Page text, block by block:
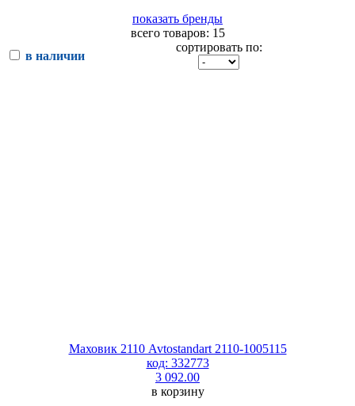
показать бренды
всего товаров: 15
в наличии
сортировать по:
Маховик 2110 Avtostandart 2110-1005115
код: 332773
3 092.00
в корзину